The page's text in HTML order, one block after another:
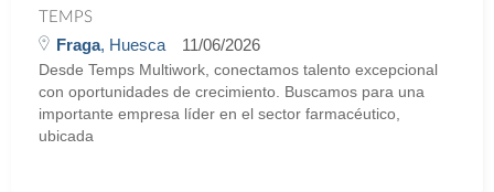
TEMPS
Fraga, Huesca 11/06/2026
Desde Temps Multiwork, conectamos talento excepcional
con oportunidades de crecimiento. Buscamos para una
importante empresa líder en el sector farmacéutico,
ubicada